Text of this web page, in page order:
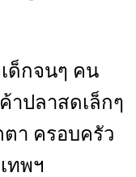
ด็กจนๆ คน
าปลาสดเล็กๆ
ตา ครอบครัว
ทพฯ